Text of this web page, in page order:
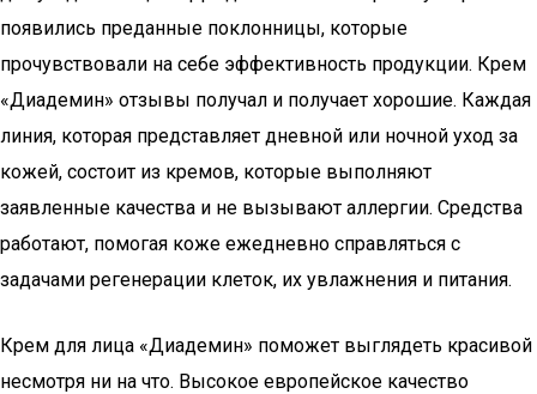
появились преданные поклонницы, которые
прочувствовали на себе эффективность продукции. Крем
«Диадемин» отзывы получал и получает хорошие. Каждая
линия, которая представляет дневной или ночной уход за
кожей, состоит из кремов, которые выполняют
заявленные качества и не вызывают аллергии. Средства
работают, помогая коже ежедневно справляться с
задачами регенерации клеток, их увлажнения и питания.
Крем для лица «Диадемин» поможет выглядеть красивой
несмотря ни на что. Высокое европейское качество